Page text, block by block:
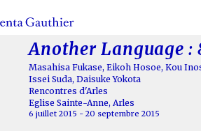
Another Language :
Masahisa Fukase, Eikoh Hosoe, Kou
Issei Suda, Daisuke Yokota
Rencontres d'Arles
Eglise Sainte-Anne, Arles
6 juillet 2015 - 20 septembre 2015